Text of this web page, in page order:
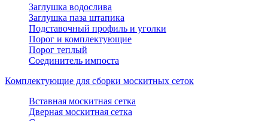
Заглушка водослива
Заглушка паза штапика
Подставочный профиль и уголки
Порог и комплектующие
Порог теплый
Соединитель импоста
Комплектующие для сборки москитных сеток
Вставная москитная сетка
Дверная москитная сетка